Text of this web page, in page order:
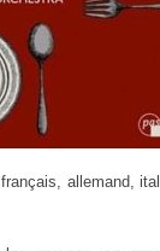
allemand,